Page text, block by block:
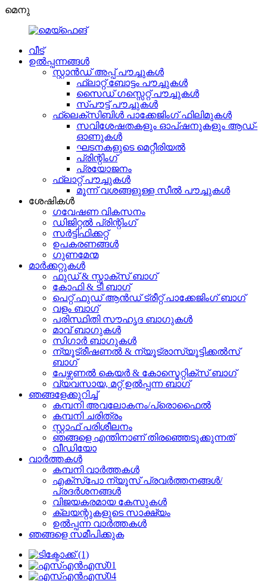
മെനു
വീട്
ഉൽപ്പന്നങ്ങൾ
സ്റ്റാൻഡ് അപ്പ് പൗച്ചുകൾ
ഫ്ലാറ്റ് ബോട്ടം പൗച്ചുകൾ
സൈഡ് ഗസ്സെറ്റ് പൗച്ചുകൾ
സ്പൗട്ട് പൗച്ചുകൾ
ഫ്ലെക്സിബിൾ പാക്കേജിംഗ് ഫിലിമുകൾ
സവിശേഷതകളും ഓപ്ഷനുകളും ആഡ്-
ഓണുകൾ
ഘടനകളുടെ മെറ്റീരിയൽ
പ്രിന്റിംഗ്
പ്രയോജനം
ഫ്ലാറ്റ് പൗച്ചുകൾ
മൂന്ന് വശങ്ങളുള്ള സീൽ പൗച്ചുകൾ
ശേഷികൾ
ഗവേഷണ വികസനം
ഡിജിറ്റൽ പ്രിന്റിംഗ്
സർട്ടിഫിക്കറ്റ്
ഉപകരണങ്ങൾ
ഗുണമേന്മ
മാർക്കറ്റുകൾ
ഫുഡ് & സ്നാക്സ് ബാഗ്
കോഫി & ടീ ബാഗ്
പെറ്റ് ഫുഡ് ആൻഡ് ട്രീറ്റ് പാക്കേജിംഗ് ബാഗ്
വളം ബാഗ്
പരിസ്ഥിതി സൗഹൃദ ബാഗുകൾ
മാവ് ബാഗുകൾ
സിഗാർ ബാഗുകൾ
ന്യൂട്രീഷണൽ & ന്യൂട്രാസ്യൂട്ടിക്കൽസ്
ബാഗ്
പേഴ്സണൽ കെയർ & കോസ്മെറ്റിക്സ് ബാഗ്
വ്യവസായ, മറ്റ് ഉൽപ്പന്ന ബാഗ്
ഞങ്ങളേക്കുറിച്ച്
കമ്പനി അവലോകനം/പ്രൊഫൈൽ
കമ്പനി ചരിത്രം
സ്റ്റാഫ് പരിശീലനം
ഞങ്ങളെ എന്തിനാണ് തിരഞ്ഞെടുക്കുന്നത്
വീഡിയോ
വാർത്തകൾ
കമ്പനി വാർത്തകൾ
എക്സ്പോ ന്യൂസ് പ്രവർത്തനങ്ങൾ/
പ്രദർശനങ്ങൾ
വിജയകരമായ കേസുകൾ
ക്ലയന്റുകളുടെ സാക്ഷ്യം
ഉൽപ്പന്ന വാർത്തകൾ
ഞങ്ങളെ സമീപിക്കുക